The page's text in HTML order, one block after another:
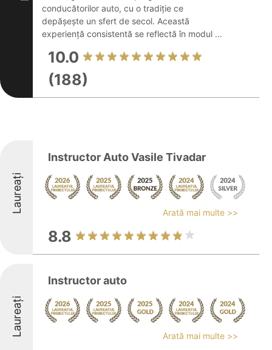
conducătorilor auto, cu o tradiție ce
depășește un sfert de secol. Această
experiență consistentă se reflectă în modul ...
10.0
(188)
Laureați
Instructor Auto Vasile Tivadar
Arată mai multe >>
8.8
Laureați
Instructor auto
Arată mai multe >>